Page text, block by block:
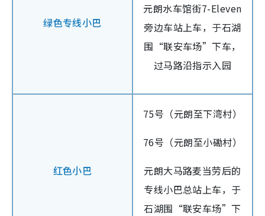
绿色专线小巴
元朗水车馆街7-Eleven
旁边车站上车，于石湖
围“联安车场”下车，
过马路沿指示入园
红色小巴
75号（元朗至下湾村）
76号（元朗至小磡村）
元朗大马路麦当劳后的
专线小巴总站上车，于
石湖围“联安车场”下